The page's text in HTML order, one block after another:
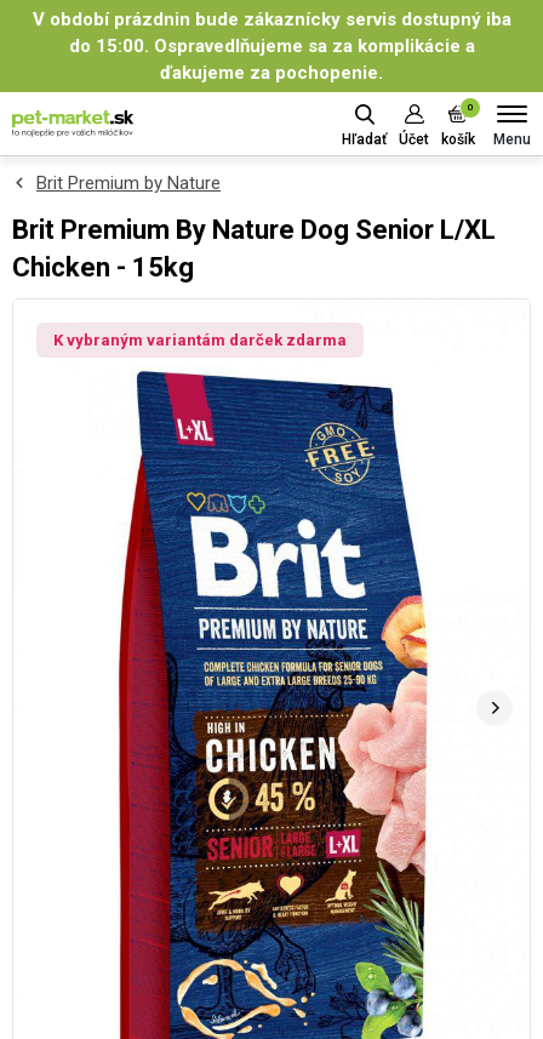
V období prázdnin bude zákaznícky servis dostupný iba
do 15:00. Ospravedlňujeme sa za komplikácie a
ďakujeme za pochopenie.
Hľadať Účet
0
košík Menu
Brit Premium by Nature
Brit Premium By Nature Dog Senior L/XL
Chicken - 15kg
K vybraným variantám darček zdarma